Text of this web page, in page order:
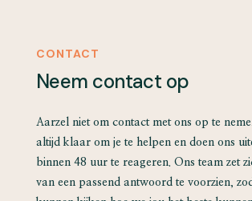
CONTACT
Neem contact op
Aarzel niet om contact met ons op te
altijd klaar om je te helpen en doen ons
binnen 48 uur te reageren. Ons team zet
van een passend antwoord te voorzien,